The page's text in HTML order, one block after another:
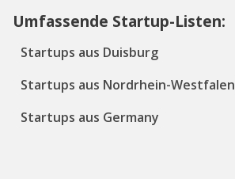
Umfassende Startup-Listen:
Startups aus Duisburg
Startups aus Nordrhein-Westfalen
Startups aus Germany